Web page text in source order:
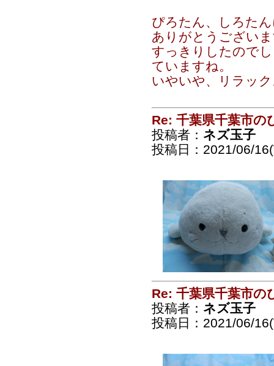
ぴろたん、しろた
ありがとうござい
すっきりしたので
ていますね。
いやいや、リラッ
Re: 千葉県千葉市の
投稿者： ネズ玉子
投稿日：2021/06/
Re: 千葉県千葉市の
投稿者： ネズ玉子
投稿日：2021/06/